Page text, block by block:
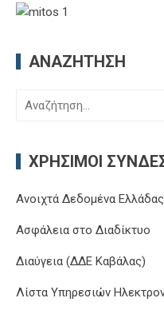
ΑΝΑΖΉΤΗΣΗ
Αναζήτηση
ΧΡΉΣΙΜΟΙ
Ανοιχτά Δεδομένα Ελλάδας
Ασφάλεια στο Διαδίκτυο
Διαύγεια (ΔΔΕ Καβάλας)
Λίστα Υπηρεσιών